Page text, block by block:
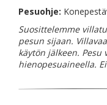
Pesuohje:
Suosittelemme
pesun sijaan.
käytön jälkeen. Pesu
hienopesuaineella.